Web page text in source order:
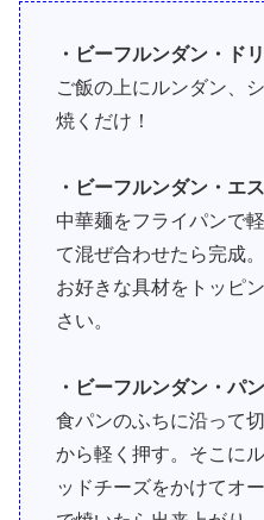
・ビーフルンダン・ド
ご飯の上にルンダン、
焼くだけ！
・ビーフルンダン・エ
中華麺をフライパンで
て混ぜ合わせたら完成
お好きな具材をトッピ
さい。
・ビーフルンダン・パ
食パンのふちに沿って
から軽く押す。そこに
ッドチーズをかけてオ